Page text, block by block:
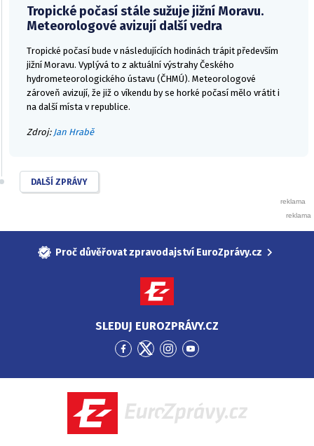
Tropické počasí stále sužuje jižní Moravu.
Meteorologové avizují další vedra
Tropické počasí bude v následujících hodinách trápit především
jižní Moravu. Vyplývá to z aktuální výstrahy Českého
hydrometeorologického ústavu (ČHMÚ). Meteorologové
zároveň avizují, že již o víkendu by se horké počasí mělo vrátit i
na další místa v republice.
Zdroj: Jan Hrabě
DALŠÍ ZPRÁVY
Proč důvěřovat zpravodajství EuroZprávy.cz
SLEDUJ EUROZPRÁVY.CZ
Přejít
Facebook
Přejít
Twitter
Přejít
Instagram
Přejít
YouTube
EuroZprávy.cz